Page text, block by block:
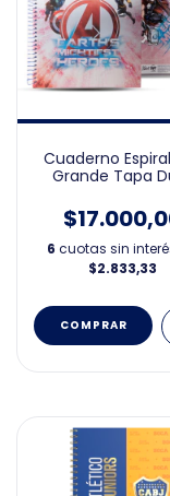
Cuaderno
Grande Tapa
6 cuotas sin
$2.833,33